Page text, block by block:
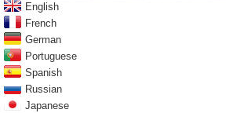
English
French
German
Portuguese
Spanish
Russian
Japanese